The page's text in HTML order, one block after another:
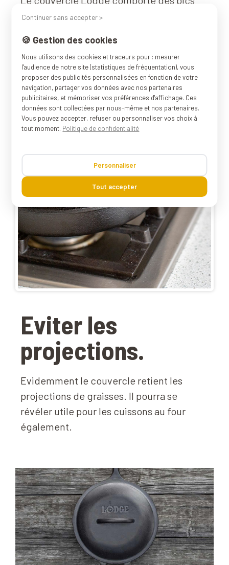
qui vont rediriger la vapeur condensée sur
vos préparations et éviter l'assèchement.
Eviter les
projections.
Evidemment le couvercle retient les
projections de graisses. Il pourra se
révéler utile pour les cuissons au four
également.
Continuer sans accepter >
🍪 Gestion des cookies
Nous utilisons des cookies et traceurs pour : mesurer
l'audience de notre site (statistiques de fréquentation), vous
proposer des publicités personnalisées en fonction de votre
navigation, partager vos données avec nos partenaires
publicitaires, et mémoriser vos préférences d'affichage. Ces
données sont collectées par nous-même et nos partenaires.
Vous pouvez accepter, refuser ou personnaliser vos choix à
tout moment. Politique de confidentialité
Personnaliser
Tout accepter